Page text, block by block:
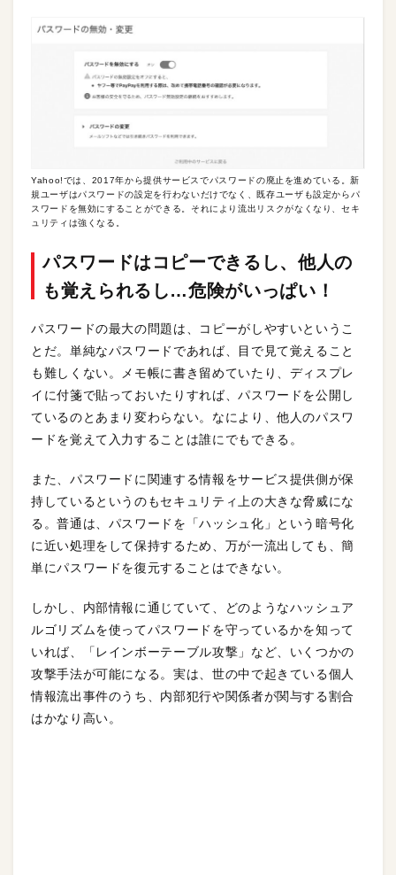
Yahoo!では、2017年から提供サービスでパスワードの廃止を進めている。新
規ユーザはパスワードの設定を行わないだけでなく、既存ユーザも設定からパ
スワードを無効にすることができる。それにより流出リスクがなくなり、セキ
ュリティは強くなる。
パスワードはコピーできるし、他人の
も覚えられるし…危険がいっぱい！
パスワードの最大の問題は、コピーがしやすいというこ
とだ。単純なパスワードであれば、目で見て覚えること
も難しくない。メモ帳に書き留めていたり、ディスプレ
イに付箋で貼っておいたりすれば、パスワードを公開し
ているのとあまり変わらない。なにより、他人のパスワ
ードを覚えて入力することは誰にでもできる。
また、パスワードに関連する情報をサービス提供側が保
持しているというのもセキュリティ上の大きな脅威にな
る。普通は、パスワードを「ハッシュ化」という暗号化
に近い処理をして保持するため、万が一流出しても、簡
単にパスワードを復元することはできない。
しかし、内部情報に通じていて、どのようなハッシュア
ルゴリズムを使ってパスワードを守っているかを知って
いれば、「レインボーテーブル攻撃」など、いくつかの
攻撃手法が可能になる。実は、世の中で起きている個人
情報流出事件のうち、内部犯行や関係者が関与する割合
はかなり高い。